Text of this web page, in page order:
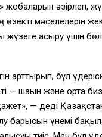
жобаларын әзірлеп,
мәселелерін
асыру үшін
арттырып, бұл
— шағын және орта
— деді
барысын үнемі